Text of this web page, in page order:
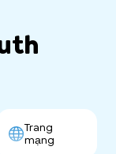
Trang
mạng